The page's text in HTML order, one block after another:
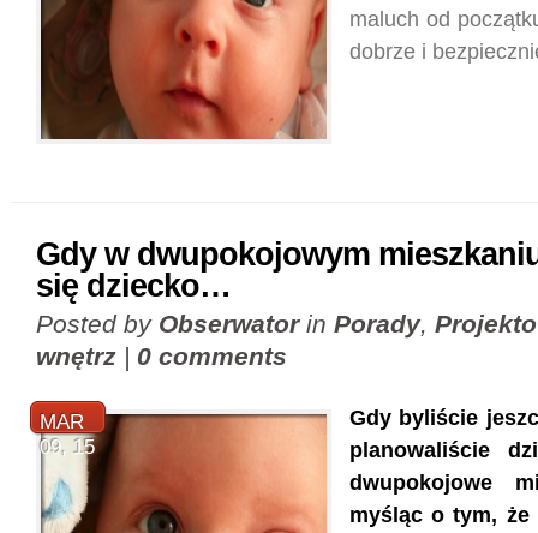
maluch od
dobrze i
Gdy w dwupokojowym
się dziecko…
Posted by Obserwatorin Porady,
wnętrz | 0 comments
MAR
09, 15
Gdy byliście
planowaliście
dwupokojowe
myśląc o tym,